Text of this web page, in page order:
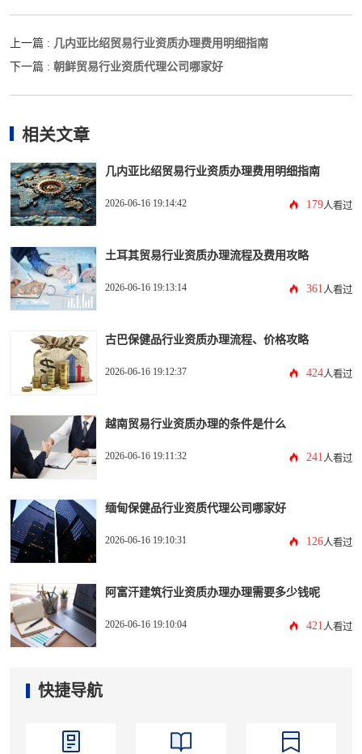
上一篇 : 几内亚比绍贸易行业资质办理费用明细指南
下一篇 : 朝鲜贸易行业资质代理公司哪家好
相关文章
几内亚比绍贸易行业资质办理费用明细指南
2026-06-16 19:14:42 179人看过
土耳其贸易行业资质办理流程及费用攻略
2026-06-16 19:13:14 361 人看过
古巴保健品行业资质办理流程、价格攻略
2026-06-16 19:12:37 424人看过
越南贸易行业资质办理的条件是什么
2026-06-16 19:11:32 241 人看过
缅甸保健品行业资质代理公司哪家好
2026-06-16 19:10:31 126人看过
阿富汗建筑行业资质办理办理需要多少钱呢
2026-06-16 19:10:04 421 人看过
快捷导航